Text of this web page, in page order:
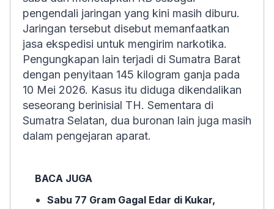
pengendali jaringan yang kini masih diburu.
Jaringan tersebut disebut memanfaatkan
jasa ekspedisi untuk mengirim narkotika.
Pengungkapan lain terjadi di Sumatra Barat
dengan penyitaan 145 kilogram ganja pada
10 Mei 2026. Kasus itu diduga dikendalikan
seseorang berinisial TH. Sementara di
Sumatra Selatan, dua buronan lain juga masih
dalam pengejaran aparat.
BACA JUGA
Sabu 77 Gram Gagal Edar di Kukar,